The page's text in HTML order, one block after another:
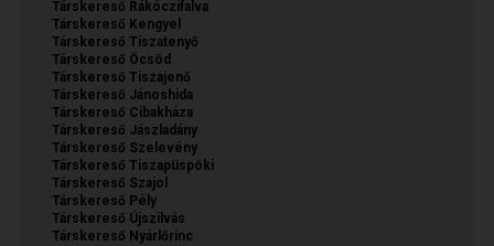
Társkereső Rákóczifalva
Társkereső Kengyel
Társkereső Tiszatenyő
Társkereső Öcsöd
Társkereső Tiszajenő
Társkereső Jánoshida
Társkereső Cibakháza
Társkereső Jászladány
Társkereső Szelevény
Társkereső Tiszapüspöki
Társkereső Szajol
Társkereső Pély
Társkereső Újszilvás
Társkereső Nyárlőrinc